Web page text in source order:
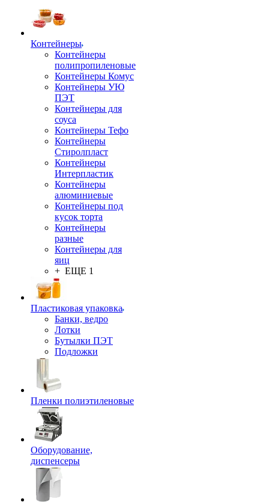
Контейнеры
Контейнеры
полипропиленовые
Контейнеры Комус
Контейнеры УЮ
ПЭТ
Контейнеры для
соуса
Контейнеры Тефо
Контейнеры
Стиролпласт
Контейнеры
Интерпластик
Контейнеры
алюминиевые
Контейнеры под
кусок торта
Контейнеры
разные
Контейнеры для
яиц
+ ЕЩЕ 1
Пластиковая упаковка
Банки, ведро
Лотки
Бутылки ПЭТ
Подложки
Пленки полиэтиленовые
Оборудование,
диспенсеры